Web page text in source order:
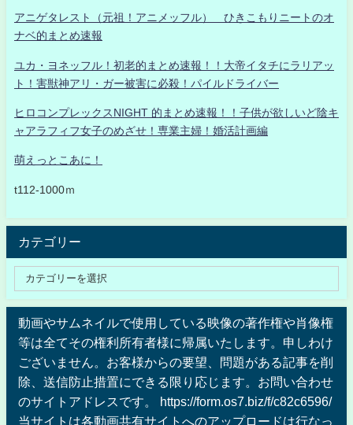
アニゲタレスト（元祖！アニメッフル） ひきこもりニートのオ
ナベ的まとめ速報
ユカ・ヨネッフル！初老的まとめ速報！！大帝イタチにラリアッ
ト！害獣神アリ・ガー被害に必殺！パイルドライバー
ヒロコンプレックスNIGHT 的まとめ速報！！子供が欲しいど陰キ
ャアラフィフ女子のめざせ！専業主婦！婚活計画編
萌えっとこあに！
t112-1000ｍ
カテゴリー
動画やサムネイルで使用している映像の著作権や肖像権
等は全てその権利所有者様に帰属いたします。申しわけ
ございません。お客様からの要望、問題がある記事を削
除、送信防止措置にできる限り応じます。お問い合わせ
のサイトアドレスです。 https://form.os7.biz/f/c82c6596/
当サイトは各動画共有サイトへのアップロードは行なっ